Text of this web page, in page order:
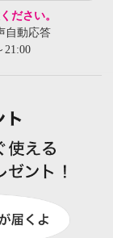
ださい。
自動応答
21:00